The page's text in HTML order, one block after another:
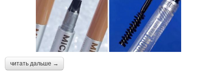
читать дальше →